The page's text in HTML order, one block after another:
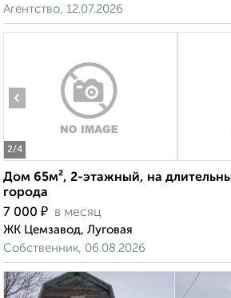
Агентство, 12.07.2026
2/4
‹
Дом 65м², 2-этажный, на
города
7 000 ₽ в месяц
ЖК Цемзавод, Луговая
Собственник, 06.08.2026